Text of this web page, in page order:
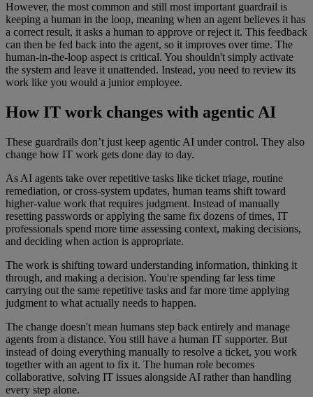
However, the most common and still most important guardrail is
keeping a human in the loop, meaning when an agent believes it has
a correct result, it asks a human to approve or reject it. This feedback
can then be fed back into the agent, so it improves over time. The
human-in-the-loop aspect is critical. You shouldn't simply activate
the system and leave it unattended. Instead, you need to review its
work like you would a junior employee.
How IT work changes with agentic AI
These guardrails don’t just keep agentic AI under control. They also
change how IT work gets done day to day.
As AI agents take over repetitive tasks like ticket triage, routine
remediation, or cross-system updates, human teams shift toward
higher-value work that requires judgment. Instead of manually
resetting passwords or applying the same fix dozens of times, IT
professionals spend more time assessing context, making decisions,
and deciding when action is appropriate.
The work is shifting toward understanding information, thinking it
through, and making a decision. You're spending far less time
carrying out the same repetitive tasks and far more time applying
judgment to what actually needs to happen.
The change doesn't mean humans step back entirely and manage
agents from a distance. You still have a human IT supporter. But
instead of doing everything manually to resolve a ticket, you work
together with an agent to fix it. The human role becomes
collaborative, solving IT issues alongside AI rather than handling
every step alone.